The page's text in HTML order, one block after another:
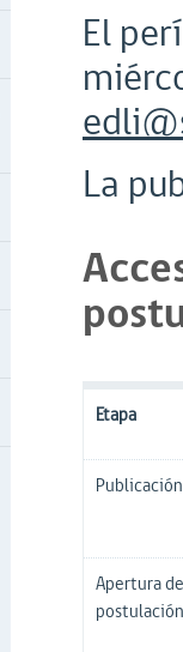
El
La
Etapa
Publicación
Apertura de
postulación